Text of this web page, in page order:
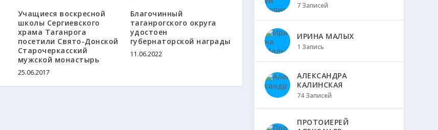
Учащиеся воскресной
школы Сергиевского
храма Таганрога
посетили Свято-Донской
Старочеркасский
мужской монастырь
25.06.2017
Благочинный
таганрогского округа
удостоен
губернаторской награды
11.06.2022
7 Записей
ИРИНА МАЛЫХ
1 Запись
АЛЕКСАНДРА
КАЛИНСКАЯ
74 Записей
ПРОТОИЕРЕЙ